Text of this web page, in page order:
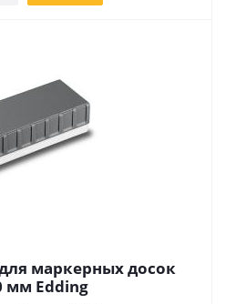
маркерных досок
мм Edding